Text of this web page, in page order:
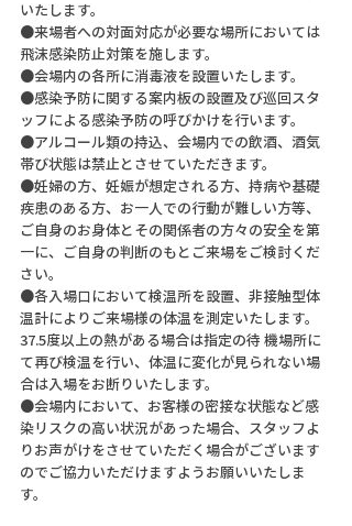
いたします。
●来場者への対面対応が必要な場所においては
飛沫感染防止対策を施します。
●会場内の各所に消毒液を設置いたします。
●感染予防に関する案内板の設置及び巡回スタ
ッフによる感染予防の呼びかけを行います。
●アルコール類の持込、会場内での飲酒、酒気
帯び状態は禁止とさせていただきます。
●妊婦の方、妊娠が想定される方、持病や基礎
疾患のある方、お一人での行動が難しい方等、
ご自身のお身体とその関係者の方々の安全を第
一に、ご自身の判断のもとご来場をご検討くだ
さい。
●各入場口において検温所を設置、非接触型体
温計によりご来場様の体温を測定いたします。
37.5度以上の熱がある場合は指定の待 機場所に
て再び検温を行い、体温に変化が見られない場
合は入場をお断りいたします。
●会場内において、お客様の密接な状態など感
染リスクの高い状況があった場合、スタッフよ
りお声がけをさせていただく場合がございます
のでご協力いただけますようお願いいたしま
す。